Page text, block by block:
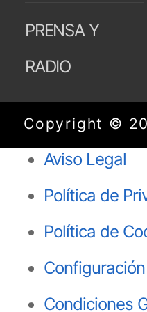
PRENSA Y
RADIO
Copyright ©
Aviso Legal
Política de
Política de
Condiciones